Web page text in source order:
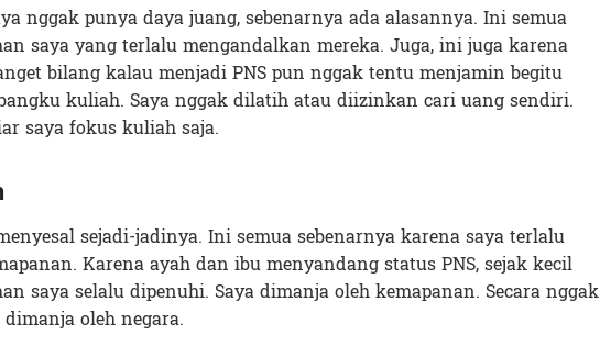
nggak punya daya juang, sebenarnya ada alasannya. Ini semua
saya yang terlalu mengandalkan mereka. Juga, ini juga karena
bilang kalau menjadi PNS pun nggak tentu menjamin begitu
kuliah. Saya nggak dilatih atau diizinkan cari uang sendiri.
saya fokus kuliah saja.
sejadi-jadinya. Ini semua sebenarnya karena saya terlalu
Karena ayah dan ibu menyandang status PNS, sejak kecil
saya selalu dipenuhi. Saya dimanja oleh kemapanan. Secara nggak
oleh negara.